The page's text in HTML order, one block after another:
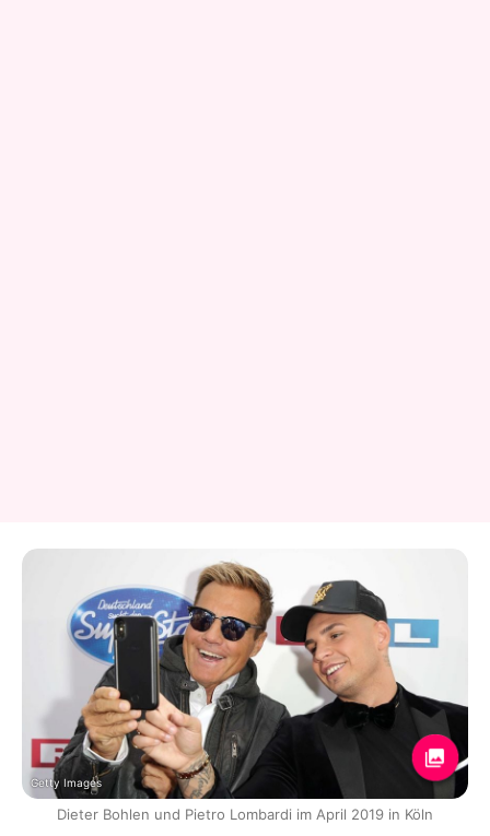
Getty Images
Dieter Bohlen und Pietro Lombardi im April 2019 in Köln